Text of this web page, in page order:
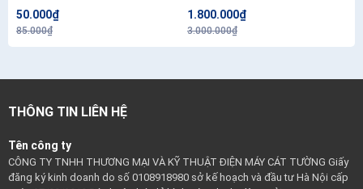
50.000₫
85.000₫
1.800.000₫
3.000.000₫
THÔNG TIN LIÊN HỆ
Tên công ty
CÔNG TY TNHH THƯƠNG MẠI VÀ KỸ THUẬT ĐIỆN MÁY CÁT TƯỜNG Giấy
đăng ký kinh doanh do số 0108918980 sở kế hoạch và đầu tư Hà Nội cấp